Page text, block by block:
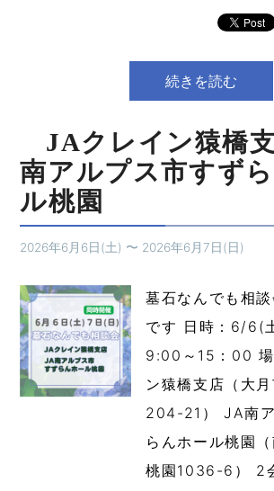
続きを読む
JAクレイン猿橋
南アルプス市すず
ル桃園
2026年6月6日(土) 〜 2026年6月7日(日)
墓石なんでも相
です 日時：6/
9:00～15：00
ン猿橋支店（大
204-21） JA南
らんホール桃園
桃園1036-6） 2